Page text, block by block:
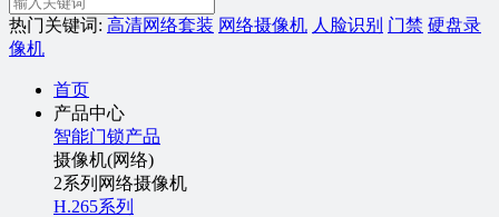
热门关键词: 高清网络套装 网络摄像机 人脸识别 门禁 硬盘录
像机
首页
产品中心
智能门锁产品
摄像机(网络)
2系列网络摄像机
H.265系列